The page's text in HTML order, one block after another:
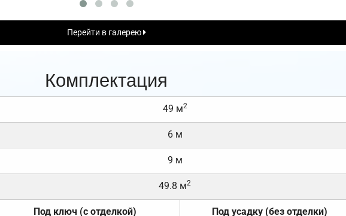
Перейти в галерею
Комплектация
49 м2
6 м
9 м
49.8 м2
Под ключ (с отделкой) Под усадку (без отделки)